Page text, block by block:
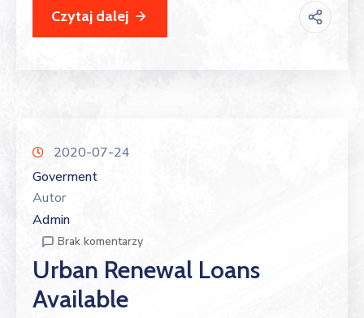
Czytaj dalej
2020-07-24
Goverment
Autor
Admin
Brak komentarzy
Urban Renewal Loans
Available